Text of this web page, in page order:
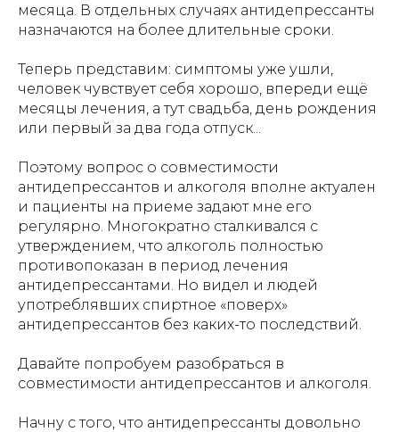
месяца. В отдельных случаях антидепрессанты
назначаются на более длительные сроки.
Теперь представим: симптомы уже ушли,
человек чувствует себя хорошо, впереди ещё
месяцы лечения, а тут свадьба, день рождения
или первый за два года отпуск...
Поэтому вопрос о совместимости
антидепрессантов и алкоголя вполне актуален
и пациенты на приеме задают мне его
регулярно. Многократно сталкивался с
утверждением, что алкоголь полностью
противопоказан в период лечения
антидепрессантами. Но видел и людей
употреблявших спиртное «поверх»
антидепрессантов без каких-то последствий.
Давайте попробуем разобраться в
совместимости антидепрессантов и алкоголя.
Начну с того, что антидепрессанты довольно